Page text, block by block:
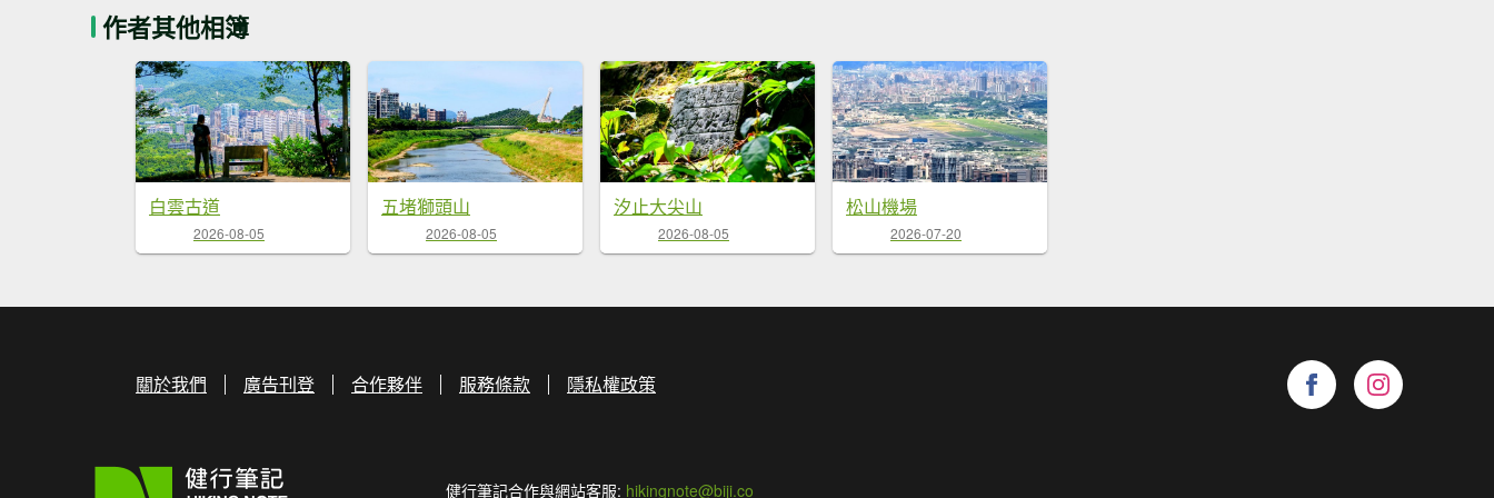
作者其他相簿
白雲古道
2026-08-05
五堵獅頭山
2026-08-05
汐止大尖山
2026-08-05
松山機場
2026-07-20
關於我們 廣告刊登 合作夥伴 服務條款 隱私權政策
健行筆記合作與網站客服: hikingnote@biji.co